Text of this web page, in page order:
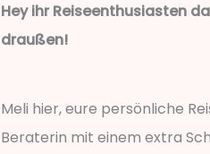
Hey ihr Reiseenthusiasten da
draußen!
Meli hier, eure persönliche
Beraterin mit einem extra